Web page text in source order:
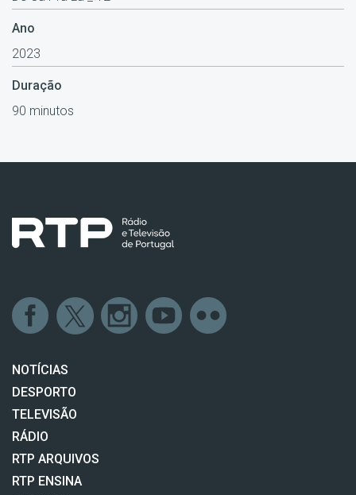
Ano
2023
Duração
90 minutos
NOTÍCIAS
DESPORTO
TELEVISÃO
RÁDIO
RTP ARQUIVOS
RTP ENSINA